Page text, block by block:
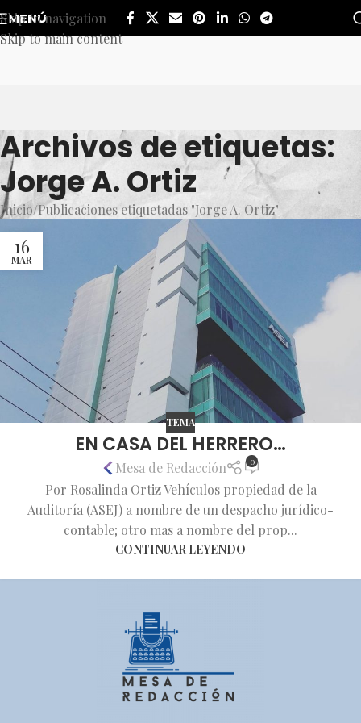
Skip to navigation
Skip to main content
MENÚ
Archivos de etiquetas:
Jorge A. Ortiz
Inicio Publicaciones etiquetadas "Jorge A. Ortiz"
16
MAR
TEMA
EN CASA DEL HERRERO…
Mesa de Redacción 0
Por Rosalinda Ortiz Vehículos propiedad de la
Auditoría (ASEJ) a nombre de un despacho jurídico-
contable; otro mas a nombre del prop...
CONTINUAR LEYENDO